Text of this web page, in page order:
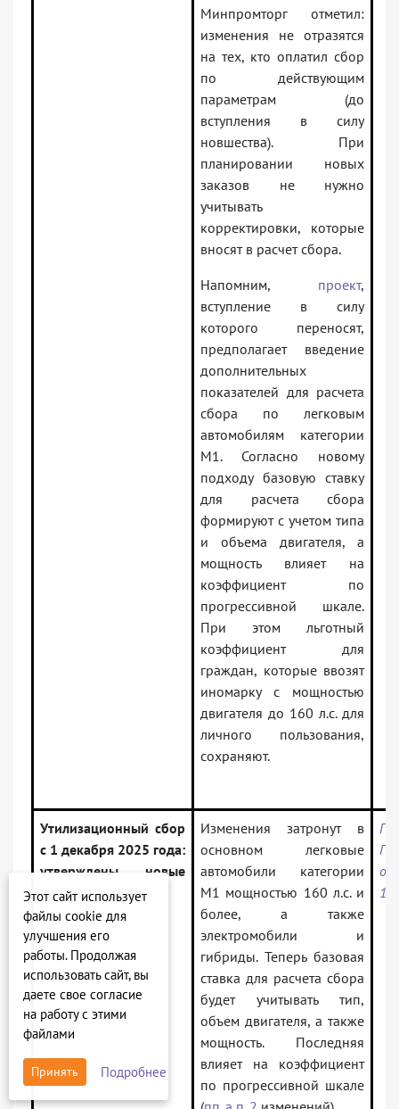
Минпромторг отметил:
изменения не отразятся
на тех, кто оплатил сбор
по действующим
параметрам (до
вступления в силу
новшества). При
планировании новых
заказов не нужно
учитывать
корректировки, которые
вносят в расчет сбора.
Напомним, проект,
вступление в силу
которого переносят,
предполагает введение
дополнительных
показателей для расчета
сбора по легковым
автомобилям категории
М1. Согласно новому
подходу базовую ставку
для расчета сбора
формируют с учетом типа
и объема двигателя, а
мощность влияет на
коэффициент по
прогрессивной шкале.
При этом льготный
коэффициент для
граждан, которые ввозят
иномарку с мощностью
двигателя до 160 л.с. для
личного пользования,
сохраняют.
Утилизационный сбор
с 1 декабря 2025 года:
утверждены новые
правила расчета
Изменения затронут в
основном легковые
автомобили категории
М1 мощностью 160 л.с. и
более, а также
электромобили и
гибриды. Теперь базовая
ставка для расчета сбора
будет учитывать тип,
объем двигателя, а также
мощность. Последняя
влияет на коэффициент
по прогрессивной шкале
Этот сайт использует
файлы cookie для
улучшения его
работы. Продолжая
использовать сайт, вы
даете свое согласие
на работу с этими
файлами
Принять Подробнее